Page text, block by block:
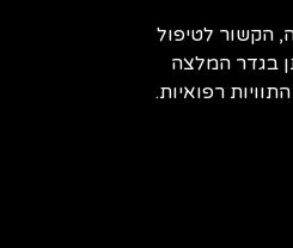
הקשור לטיפול
בגדר המלצה
רפואיות.